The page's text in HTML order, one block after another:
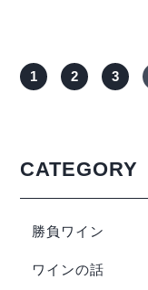
1 2 3
CATEGORY
勝負ワイン
ワインの話